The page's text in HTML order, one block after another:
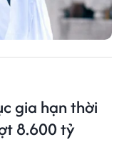
gia hạn thời
8.600 tỷ